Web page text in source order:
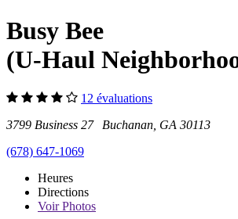
Busy Bee
(U-Haul
12 évaluations
3799 Business 27 Buchanan, GA 30113
(678) 647-1069
Heures
Directions
VoirPhotos